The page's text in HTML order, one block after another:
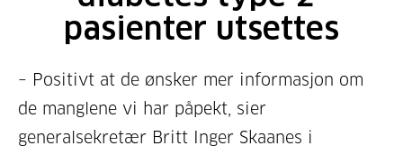
pasienter utsettes
– Positivt at de ønsker mer informasjon om
de manglene vi har påpekt, sier
generalsekretær Britt Inger Skaanes i